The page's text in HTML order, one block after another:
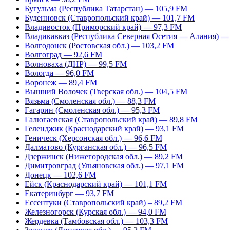
Бугульма (Республика Татарстан) — 105,9 FM
Буденновск (Ставропольский край) — 101,7 FM
Владивосток (Приморский край) — 97,3 FM
Владикавказ (Республика Северная Осетия — Алания)
Волгодонск (Ростовская обл.) — 103,2 FM
Волгоград — 92,6 FM
Волноваха (ДНР) — 99,5 FM
Вологда — 96,0 FM
Воронеж — 89,4 FM
Вышний Волочек (Тверская обл.) — 104,5 FM
Вязьма (Смоленская обл.) — 88,3 FM
Гагарин (Смоленская обл.) — 95,3 FM
Галюгаевская (Ставропольский край) — 89,8 FM
Геленджик (Краснодарский край) — 93,1 FM
Геническ (Херсонская обл.) — 96,6 FM
Далматово (Курганская обл.) — 96,5 FM
Дзержинск (Нижегородская обл.) — 89,2 FM
Димитровград (Ульяновская обл.) — 97,1 FM
Донецк — 102,6 FM
Ейск (Краснодарский край) — 101,1 FM
Екатеринбург — 93,7 FM
Ессентуки (Ставропольский край) – 89,2 FM
Железногорск (Курская обл.) — 94,0 FM
Жердевка (Тамбовская обл.) — 103,3 FM